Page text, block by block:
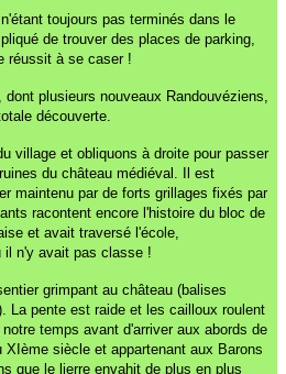
toujours pas terminés dans le
de trouver des places de parking,
réussit à se caser !
plusieurs nouveaux Randouvéziens,
découverte.
village et obliquons à droite pour passer
du château médiéval. Il est
maintenu par de forts grillages fixés par
racontent encore l'histoire du bloc de
et avait traversé l'école,
il n'y avait pas classe !
grimpant au château (balises
La pente est raide et les cailloux roulent
temps avant d'arriver aux abords de
XIème siècle et appartenant aux Barons
que le lierre envahit de plus en plus